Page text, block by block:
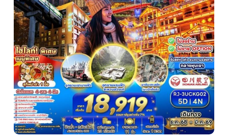
หน้าแรก
ทัวร์ต่างประเทศ
จัดกรุ๊ปต่างประเทศ
โปรไฟไหม้
ทัวร์ในประเทศ